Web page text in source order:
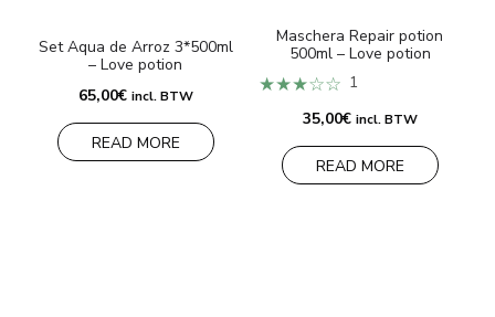
Set Aqua de Arroz 3*500ml
– Love potion
65,00€ incl. BTW
READ MORE
Maschera Repair potion
500ml – Love potion
★★★☆☆ 1
35,00€ incl. BTW
READ MORE